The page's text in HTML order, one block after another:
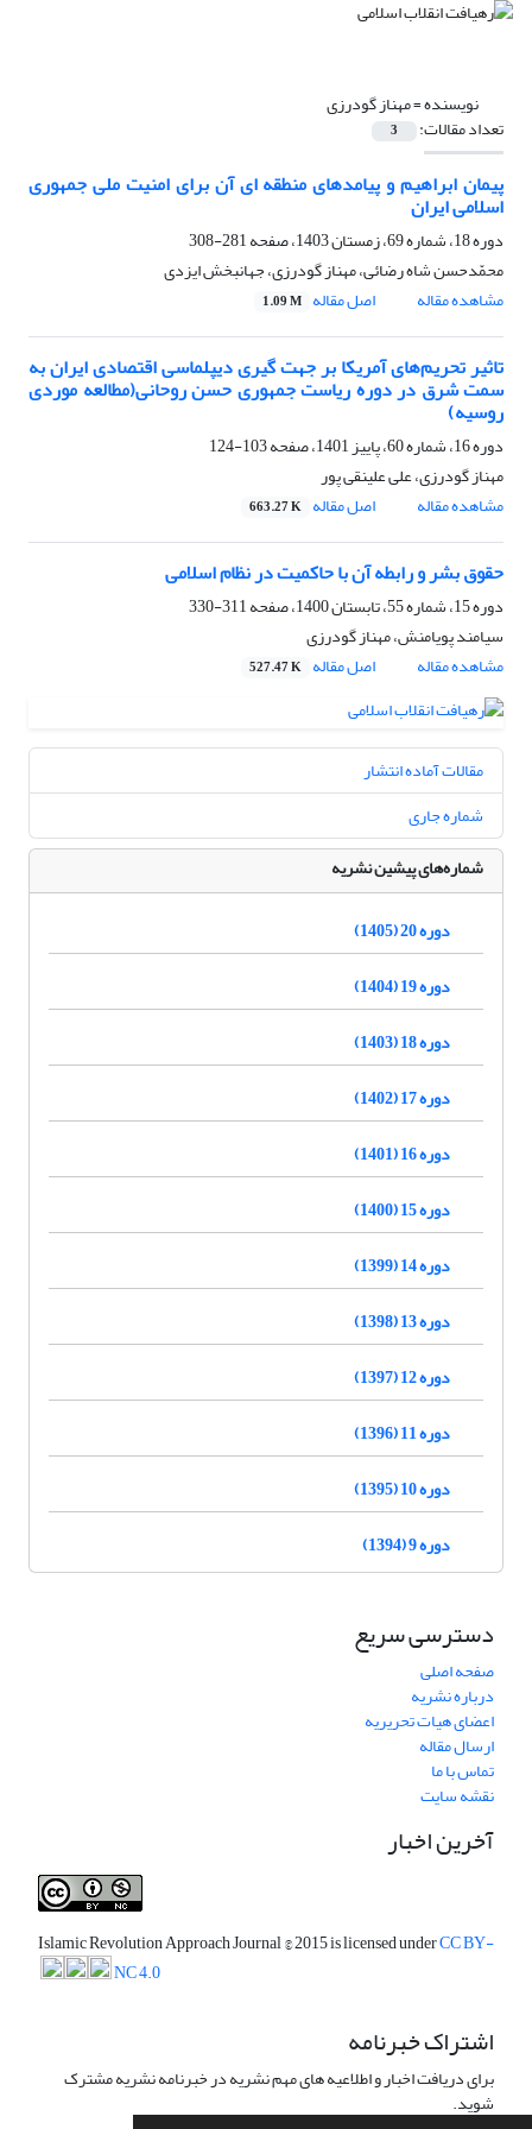
نویسنده =مهناز گودرزی
تعداد مقالات: 3
پیمان ابراهیم و پیامدهای منطقه ای آن برای امنیت ملی جمهوری
اسلامی ایران
دوره 18، شماره 69، زمستان 1403، صفحه
281-308
محمّدحسن شاه رضائی، مهناز گودرزی، جهانبخش ایزدی
مشاهده مقاله
اصل مقاله 1.09 M
تاثیر تحریم‌های آمریکا بر جهت گیری دیپلماسی اقتصادی ایران به
سمت شرق در دوره ریاست جمهوری حسن روحانی(مطالعه موردی
روسیه)
دوره 16، شماره 60، پاییز 1401، صفحه
103-124
مهناز گودرزی، علی علینقی پور
مشاهده مقاله
اصل مقاله 663.27 K
حقوق بشر و رابطه آن با حاکمیت در نظام اسلامی
دوره 15، شماره 55، تابستان 1400، صفحه
311-330
سیامند پویامنش، مهناز گودرزی
مشاهده مقاله
اصل مقاله 527.47 K
مقالات آماده انتشار
شماره جاری
شماره‌های پیشین نشریه
دوره 20 (1405)
دوره 19 (1404)
دوره 18 (1403)
دوره 17 (1402)
دوره 16 (1401)
دوره 15 (1400)
دوره 14 (1399)
دوره 13 (1398)
دوره 12 (1397)
دوره 11 (1396)
دوره 10 (1395)
دوره 9 (1394)
دسترسی سریع
صفحه اصلی
درباره نشریه
اعضای هیات تحریریه
ارسال مقاله
تماس با ما
نقشه سایت
آخرین اخبار
Islamic Revolution Approach Journal© 2015 is licensed underCC BY-
NC 4.0
اشتراک خبرنامه
برای دریافت اخبار و اطلاعیه های مهم نشریه در خبرنامه نشریه مشترک
شوید.